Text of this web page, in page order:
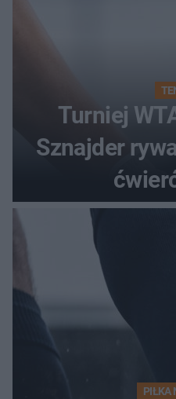
Turniej
Sznajder
PIŁKA